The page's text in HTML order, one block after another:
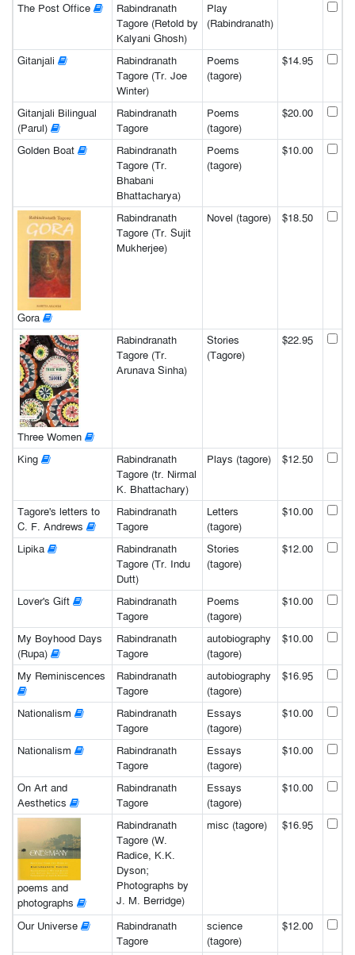
The Post Office
Rabindranath
Tagore (Retold by
Kalyani Ghosh)
Play
(Rabindranath)
Gitanjali
Rabindranath
Tagore (Tr. Joe
Winter)
Poems
(tagore)
$14.95
Gitanjali Bilingual
(Parul)
Rabindranath
Tagore
Poems
(tagore)
$20.00
Golden Boat
Rabindranath
Tagore (Tr.
Bhabani
Bhattacharya)
Poems
(tagore)
$10.00
Gora
Rabindranath
Tagore (Tr. Sujit
Mukherjee)
Novel (tagore) $18.50
Three Women
Rabindranath
Tagore (Tr.
Arunava Sinha)
Stories
(Tagore)
$22.95
King
Rabindranath
Tagore (tr. Nirmal
K. Bhattachary)
Plays (tagore) $12.50
Tagore's letters to
C. F. Andrews
Rabindranath
Tagore
Letters
(tagore)
$10.00
Lipika
Rabindranath
Tagore (Tr. Indu
Dutt)
Stories
(tagore)
$12.00
Lover's Gift
Rabindranath
Tagore
Poems
(tagore)
$10.00
My Boyhood Days
(Rupa)
Rabindranath
Tagore
autobiography
(tagore)
$10.00
My Reminiscences
Rabindranath
Tagore
autobiography
(tagore)
$16.95
Nationalism
Rabindranath
Tagore
Essays
(tagore)
$10.00
Nationalism
Rabindranath
Tagore
Essays
(tagore)
$10.00
On Art and
Aesthetics
Rabindranath
Tagore
Essays
(tagore)
$10.00
poems and
photographs
Rabindranath
Tagore (W.
Radice, K.K.
Dyson;
Photographs by
J. M. Berridge)
misc (tagore) $16.95
Our Universe
Rabindranath
Tagore
science
(tagore)
$12.00